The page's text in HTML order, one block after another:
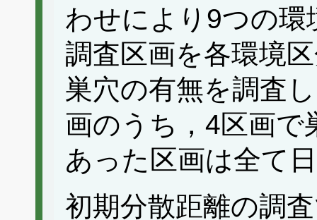
わせにより9つの環
調査区画を各環境
巣穴の有無を調査
画のうち，4区画で
あった区画は全て
初期分散距離の調